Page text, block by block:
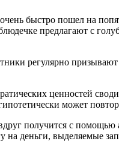
быстро пошел на
предлагают с
регулярно
ценностей
может
получится с помощью
деньги, выделяемые